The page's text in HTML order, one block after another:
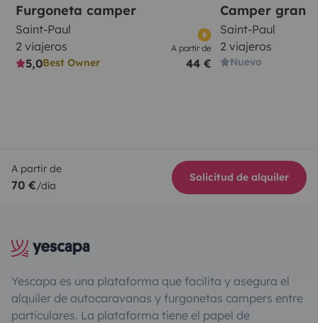
Furgoneta camper
Saint-Paul
2 viajeros
5,0Best Owner
A partir de
44 €
Camper gran
Saint-Paul
2 viajeros
Nuevo
A partir de
70 €/día
Solicitud de alquiler
Yescapa es una plataforma que facilita y asegura el
alquiler de autocaravanas y furgonetas campers entre
particulares. La plataforma tiene el papel de